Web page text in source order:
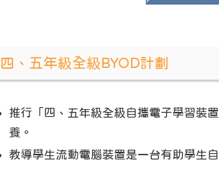
四、五年級全級BYOD計劃
推行「四、五年級全級自攜電子學習裝
養。
教導學生流動電腦裝置是一台有助學生